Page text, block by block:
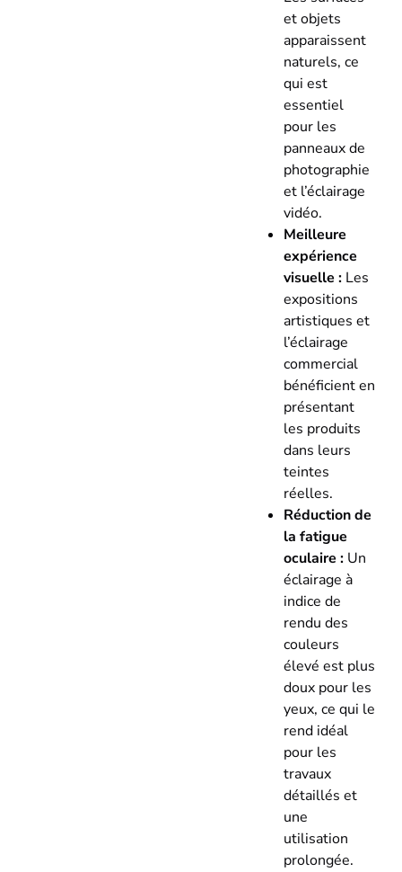
et objets
apparaissent
naturels, ce
qui est
essentiel
pour les
panneaux de
photographie
et l’éclairage
vidéo.
Meilleure
expérience
visuelle :Les
expositions
artistiques et
l’éclairage
commercial
bénéficient en
présentant
les produits
dans leurs
teintes
réelles.
Réduction de
la fatigue
oculaire :Un
éclairage à
indice de
rendu des
couleurs
élevé est plus
doux pour les
yeux, ce qui le
rend idéal
pour les
travaux
détaillés et
une
utilisation
prolongée.